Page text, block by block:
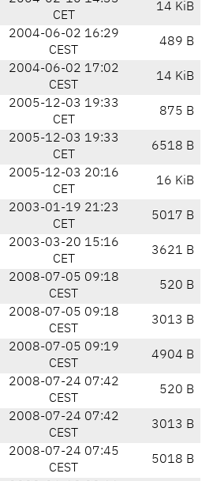
CET
14 KiB
2004-06-02 16:29
CEST
489 B
2004-06-02 17:02
CEST
14 KiB
2005-12-03 19:33
CET
875 B
2005-12-03 19:33
CET
6518 B
2005-12-03 20:16
CET
16 KiB
2003-01-19 21:23
CET
5017 B
2003-03-20 15:16
CET
3621 B
2008-07-05 09:18
CEST
520 B
2008-07-05 09:18
CEST
3013 B
2008-07-05 09:19
CEST
4904 B
2008-07-24 07:42
CEST
520 B
2008-07-24 07:42
CEST
3013 B
2008-07-24 07:45
CEST
5018 B